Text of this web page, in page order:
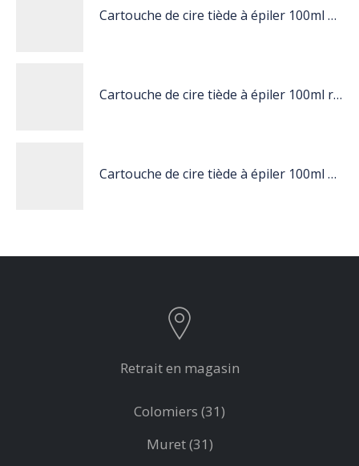
Cartouche de cire tiède à épiler 100ml miel
Cartouche de cire tiède à épiler 100ml rose
Cartouche de cire tiède à épiler 100ml blanc
Retrait en magasin
Colomiers (31)
Muret (31)